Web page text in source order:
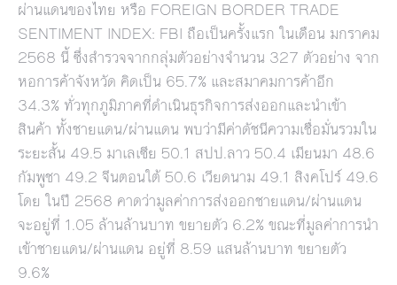
ผ่านแดนของไทย หรือ FOREIGN BORDER TRADE
SENTIMENT INDEX: FBI ถือเป็นครั้งแรก ในเดือน มกราคม
2568 นี้ ซึ่งสำรวจจากกลุ่มตัวอย่างจำนวน 327 ตัวอย่าง จาก
หอการค้าจังหวัด คิดเป็น 65.7% และสมาคมการค้าอีก
34.3% ทั่วทุกภูมิภาคที่ดำเนินธุรกิจการส่งออกและนำเข้า
สินค้า ทั้งชายแดน/ผ่านแดน พบว่ามีค่าดัชนีความเชื่อมั่นรวมใน
ระยะสั้น 49.5 มาเลเซีย 50.1 สปป.ลาว 50.4 เมียนมา 48.6
กัมพูชา 49.2 จีนตอนใต้ 50.6 เวียดนาม 49.1 สิงคโปร์ 49.6
โดย ในปี 2568 คาดว่ามูลค่าการส่งออกชายแดน/ผ่านแดน
จะอยู่ที่ 1.05 ล้านล้านบาท ขยายตัว 6.2% ขณะที่มูลค่าการนำ
เข้าชายแดน/ผ่านแดน อยู่ที่ 8.59 แสนล้านบาท ขยายตัว
9.6%